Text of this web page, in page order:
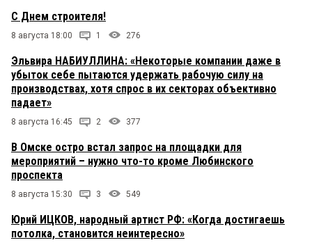
С Днем строителя!
8 августа 18:00 1 276
Эльвира НАБИУЛЛИНА: «Некоторые компании даже в
убыток себе пытаются удержать рабочую силу на
производствах, хотя спрос в их секторах объективно
падает»
8 августа 16:45 2 377
В Омске остро встал запрос на площадки для
мероприятий – нужно что-то кроме Любинского
проспекта
8 августа 15:30 3 549
Юрий ИЦКОВ, народный артист РФ: «Когда достигаешь
потолка, становится неинтересно»